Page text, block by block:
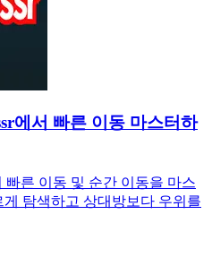
에서 빠른 이동 마스터하
빠른 이동 및 순간 이동을 마스
탐색하고 상대방보다 우위를